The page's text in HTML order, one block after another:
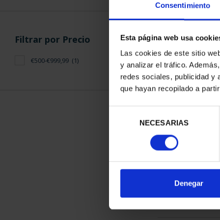
Consentimiento
Esta página web usa
Las cookies de este sitio
y analizar el tráfico.
redes sociales, publicidad y
que hayan recopilado a
consentimiento
NECESARIAS
Denegar
Filtrar por Precio
€500-€999,99 (1)
275
(2021)
ORDENAR POR: